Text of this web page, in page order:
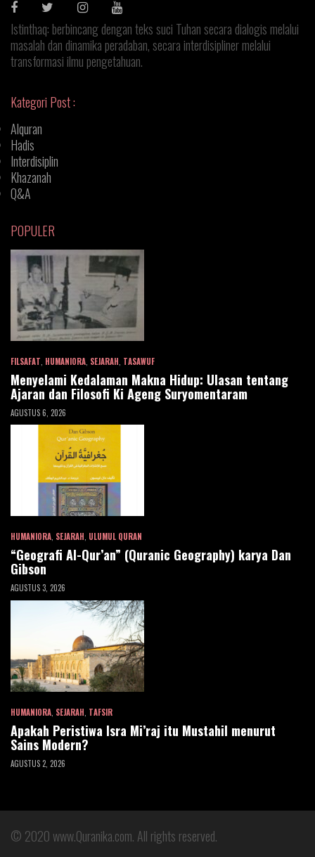
Istinthaq: berbincang dengan teks suci Tuhan secara dialogis melalui
masalah dan dinamika peradaban, secara interdisipliner melalui
transformasi ilmu pengetahuan.
Kategori Post :
Alquran
Hadis
Interdisiplin
Khazanah
Q&A
POPULER
FILSAFAT HUMANIORA SEJARAH TASAWUF
Menyelami Kedalaman Makna Hidup: Ulasan tentang
Ajaran dan Filosofi Ki Ageng Suryomentaram
AGUSTUS 6, 2026
HUMANIORA SEJARAH ULUMUL QURAN
“Geografi Al-Qur’an” (Quranic Geography) karya Dan
Gibson
AGUSTUS 3, 2026
HUMANIORA SEJARAH TAFSIR
Apakah Peristiwa Isra Mi’raj itu Mustahil menurut
Sains Modern?
AGUSTUS 2, 2026
© 2020 www.Quranika.com. All rights reserved.